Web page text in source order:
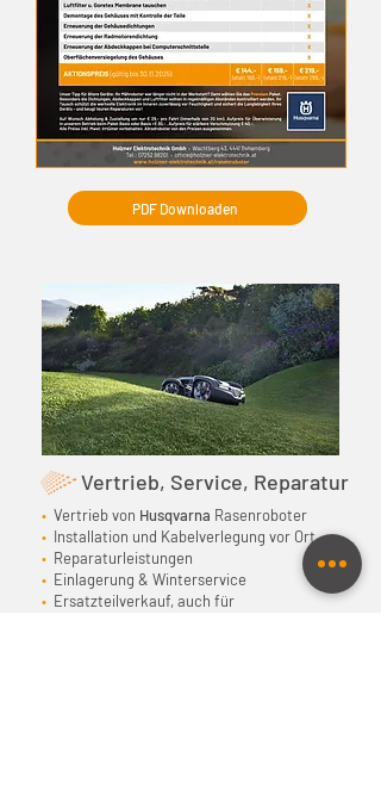
PDF Downloaden
Vertrieb, Service, Reparatur
• Vertrieb von Husqvarna Rasenroboter
• Installation und Kabelverlegung vor Ort
• Reparaturleistungen
• Einlagerung & Winterservice
• Ersatzteilverkauf, auch für